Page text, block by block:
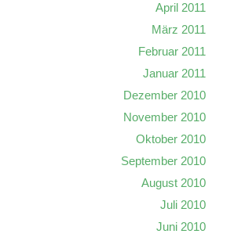
April 2011
März 2011
Februar 2011
Januar 2011
Dezember 2010
November 2010
Oktober 2010
September 2010
August 2010
Juli 2010
Juni 2010